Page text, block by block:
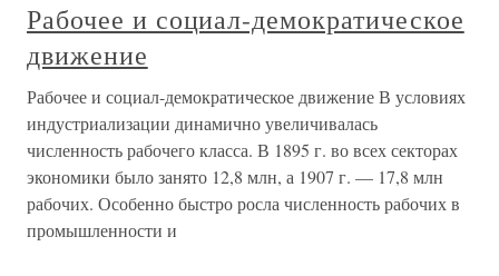
Рабочее и социал-демократическое
движение
Рабочее и социал-демократическое движение В условиях
индустриализации динамично увеличивалась
численность рабочего класса. В 1895 г. во всех секторах
экономики было занято 12,8 млн, а 1907 г. — 17,8 млн
рабочих. Особенно быстро росла численность рабочих в
промышленности и